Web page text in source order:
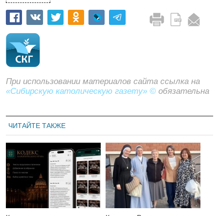
При использовании материалов сайта ссылка на
«Сибирскую католическую газету» © обязательна
ЧИТАЙТЕ ТАКЖЕ